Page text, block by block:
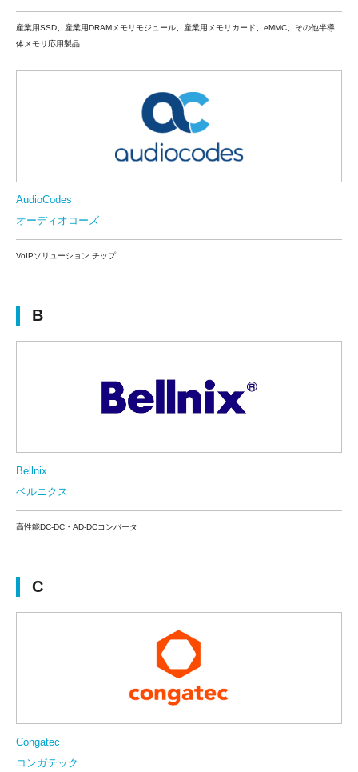
産業用SSD、産業用DRAMメモリモジュール、産業用メモリカード、eMMC、その他半導
体メモリ応用製品
AudioCodes
オーディオコーズ
VoIPソリューション チップ
B
Bellnix
ベルニクス
高性能DC-DC・AD-DCコンバータ
C
Congatec
コンガテック